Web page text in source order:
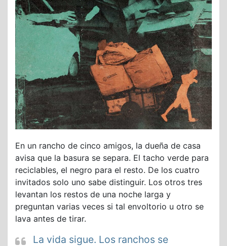
En un rancho de cinco amigos, la dueña de casa
avisa que la basura se separa. El tacho verde para
reciclables, el negro para el resto. De los cuatro
invitados solo uno sabe distinguir. Los otros tres
levantan los restos de una noche larga y
preguntan varias veces si tal envoltorio u otro se
lava antes de tirar.
La vida sigue. Los ranchos se